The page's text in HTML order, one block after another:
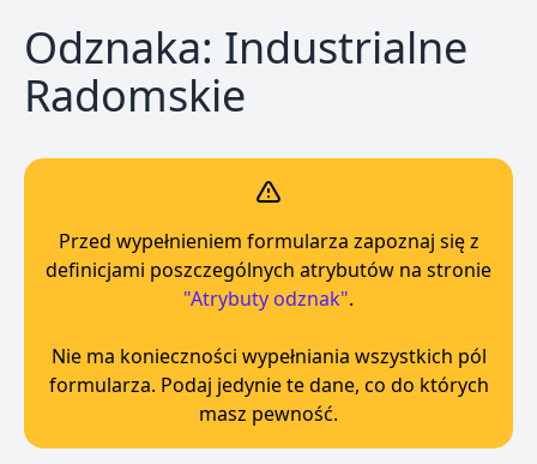
Odznaka: Industrialne
Radomskie
Przed wypełnieniem formularza zapoznaj się z
definicjami poszczególnych atrybutów na stronie
"Atrybuty odznak".
Nie ma konieczności wypełniania wszystkich pól
formularza. Podaj jedynie te dane, co do których
masz pewność.